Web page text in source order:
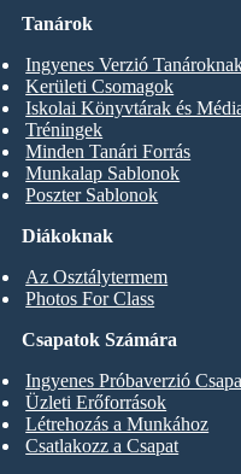
Diákoknak
Az Osztálytermem
Photos For Class
Tanárok
Ingyenes Verzió
Kerületi Csomagok
Iskolai Könyvtárak és
Tréningek
Minden Tanári Forrás
Munkalap Sablonok
Poszter Sablonok
Csapatok Számára
Ingyenes Próbaverzió
Üzleti Erőforrások
Létrehozás a Munkához
Csatlakozz a Csapat